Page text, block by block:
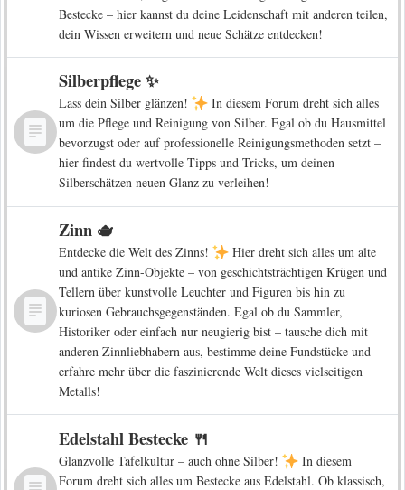
Bestecke – hier kannst du deine Leidenschaft mit anderen teilen,
dein Wissen erweitern und neue Schätze entdecken!
Silberpflege ✨
Lass dein Silber glänzen!
In diesem Forum dreht sich alles
um die Pflege und Reinigung von Silber. Egal ob du Hausmittel
bevorzugst oder auf professionelle Reinigungsmethoden setzt –
hier findest du wertvolle Tipps und Tricks, um deinen
Silberschätzen neuen Glanz zu verleihen!
Zinn 🫖
Entdecke die Welt des Zinns!
Hier dreht sich alles um alte
und antike Zinn-Objekte – von geschichtsträchtigen Krügen und
Tellern über kunstvolle Leuchter und Figuren bis hin zu
kuriosen Gebrauchsgegenständen. Egal ob du Sammler,
Historiker oder einfach nur neugierig bist – tausche dich mit
anderen Zinnliebhabern aus, bestimme deine Fundstücke und
erfahre mehr über die faszinierende Welt dieses vielseitigen
Metalls!
Edelstahl Bestecke 🍴
Glanzvolle Tafelkultur – auch ohne Silber!
In diesem
Forum dreht sich alles um Bestecke aus Edelstahl. Ob klassisch,